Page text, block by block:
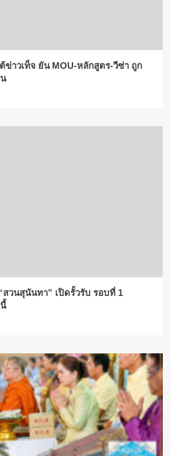
ข่าวเท็จ ยัน MOU-หลักสูตร-วีซ่า ถูก
สวนสุนันทา” เปิดรั้วรับ รอบที่ 1